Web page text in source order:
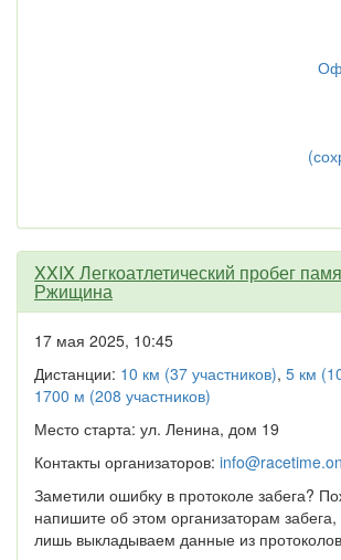
XXIX Легкоатлетический пробег
Ржищина
17 мая 2025, 10:45
Дистанции: 10 км (37 участников), 5 км
1700 м (208 участников)
Место старта: ул. Ленина, дом 19
Контакты организаторов:
Заметили ошибку в протоколе забега?
напишите об этом организаторам
лишь выкладываем данные из